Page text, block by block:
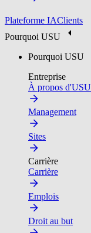
Plateforme IAClients
Pourquoi USU
Pourquoi USU
Entreprise
À propos d'USU
Management
Sites
Carrière
Carrière
Emplois
Droit au but